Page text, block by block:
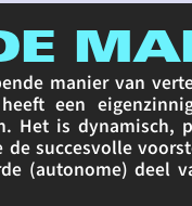
manier van
een
Het is dynamisch,
de succesvolle
(autonome) deel